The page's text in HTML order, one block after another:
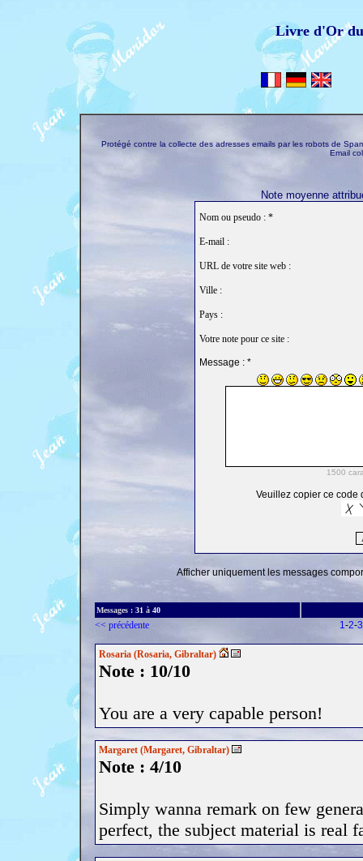
Livre d'Or
Protégé contre la collecte des adresses emails par les robots de
Email
Note moyenne
Nom ou pseudo : *
E-mail :
URL de votre site web :
Ville :
Pays :
Votre note pour ce site :
Message : *
Veuillez copier ce code
Afficher uniquement les messages
Messages : 31 à 40
<< précédente 1-2-3
Rosaria (Rosaria, Gibraltar)
Note : 10/10
You are a very capable person!
Margaret (Margaret, Gibraltar)
Note : 4/10
Simply wanna remark on few
perfect, the subject material is real